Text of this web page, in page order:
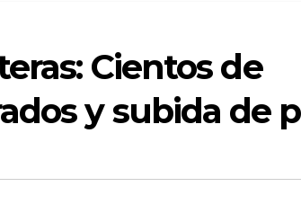
Cientos de
y subida de